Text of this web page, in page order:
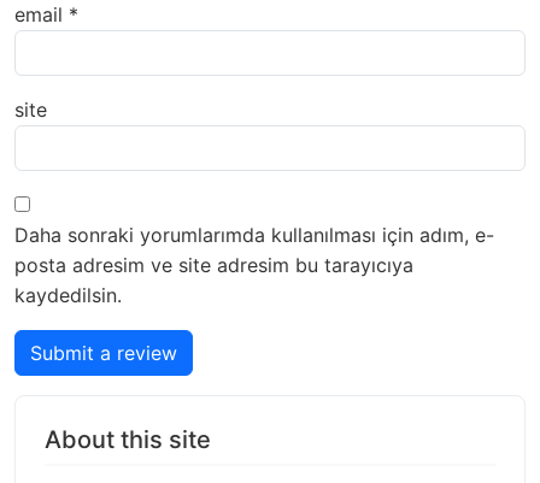
email *
site
Daha sonraki yorumlarımda kullanılması için adım, e-
posta adresim ve site adresim bu tarayıcıya
kaydedilsin.
Submit a review
About this site